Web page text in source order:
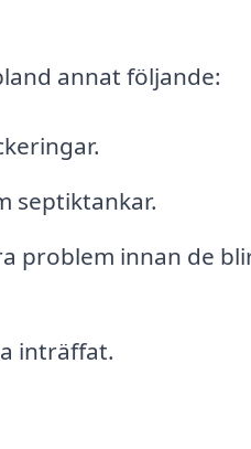
annat följande:
septiktankar.
problem innan de
inträffat.